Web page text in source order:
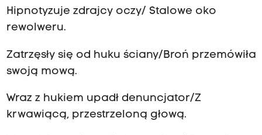
Hipnotyzuje zdrajcy oczy/ Stalowe oko
rewolweru.
Zatrzęsły się od huku ściany/Broń przemówiła
swoją mową.
Wraz z hukiem upadł denuncjator/Z
krwawiącą, przestrzeloną głową.